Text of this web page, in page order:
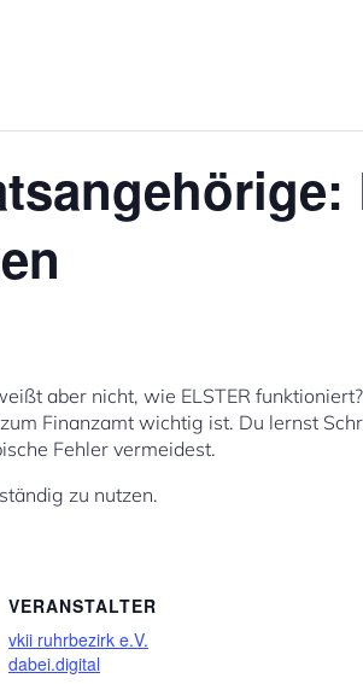
aber nicht, wie ELSTER
Finanzamt wichtig ist. Du lernst
Fehler vermeidest.
zu nutzen.
VERANSTALTER
vkii ruhrbezirk e.V.
dabei.digital